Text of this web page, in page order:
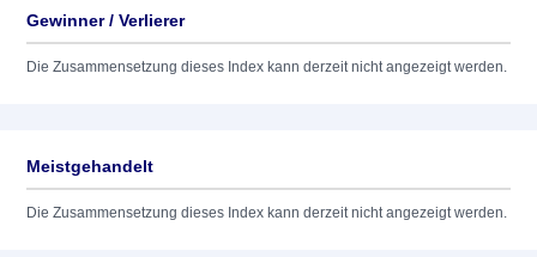
Gewinner / Verlierer
Die Zusammensetzung dieses Index kann derzeit nicht angezeigt werden.
Meistgehandelt
Die Zusammensetzung dieses Index kann derzeit nicht angezeigt werden.